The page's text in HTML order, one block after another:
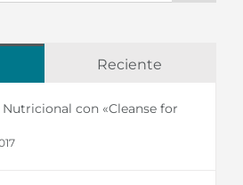
Reciente
con «Cleanse for